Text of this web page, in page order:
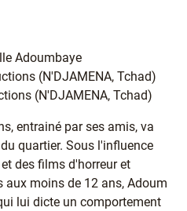
Adoumbaye
(N'DJAMENA, Tchad)
(N'DJAMENA, Tchad)
entrainé par ses amis, va
quartier. Sous l'influence
des films d'horreur et
aux moins de 12 ans, Adoum
lui dicte un comportement